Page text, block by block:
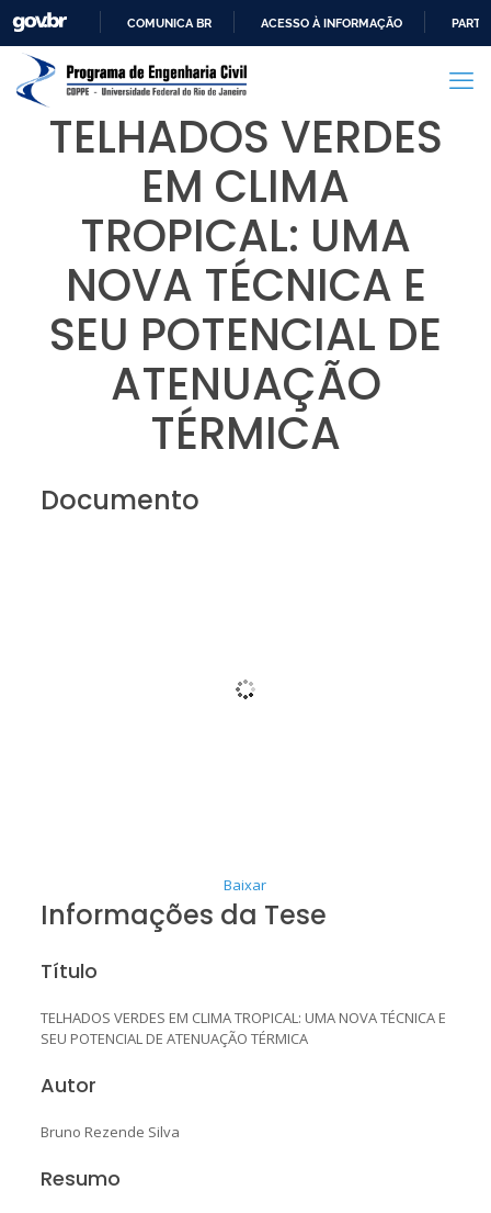
PARA
CONTEÚDO
COMUNICA BR ACESSO À INFORMAÇÃO
TELHADOS VERDES
EM CLIMA
TROPICAL: UMA
NOVA TÉCNICA E
SEU POTENCIAL DE
ATENUAÇÃO
TÉRMICA
Documento
Baixar
Informações da Tese
Título
TELHADOS VERDES EM CLIMA TROPICAL: UMA NOVA TÉCNICA E
SEU POTENCIAL DE ATENUAÇÃO TÉRMICA
Autor
Bruno Rezende Silva
Resumo